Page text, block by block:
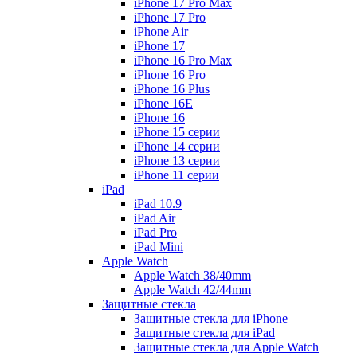
iPhone 17 Pro Max
iPhone 17 Pro
iPhone Air
iPhone 17
iPhone 16 Pro Max
iPhone 16 Pro
iPhone 16 Plus
iPhone 16E
iPhone 16
iPhone 15 серии
iPhone 14 серии
iPhone 13 серии
iPhone 11 серии
iPad
iPad 10.9
iPad Air
iPad Pro
iPad Mini
Apple Watch
Apple Watch 38/40mm
Apple Watch 42/44mm
Защитные стекла
Защитные стекла для iPhone
Защитные стекла для iPad
Защитные стекла для Apple Watch